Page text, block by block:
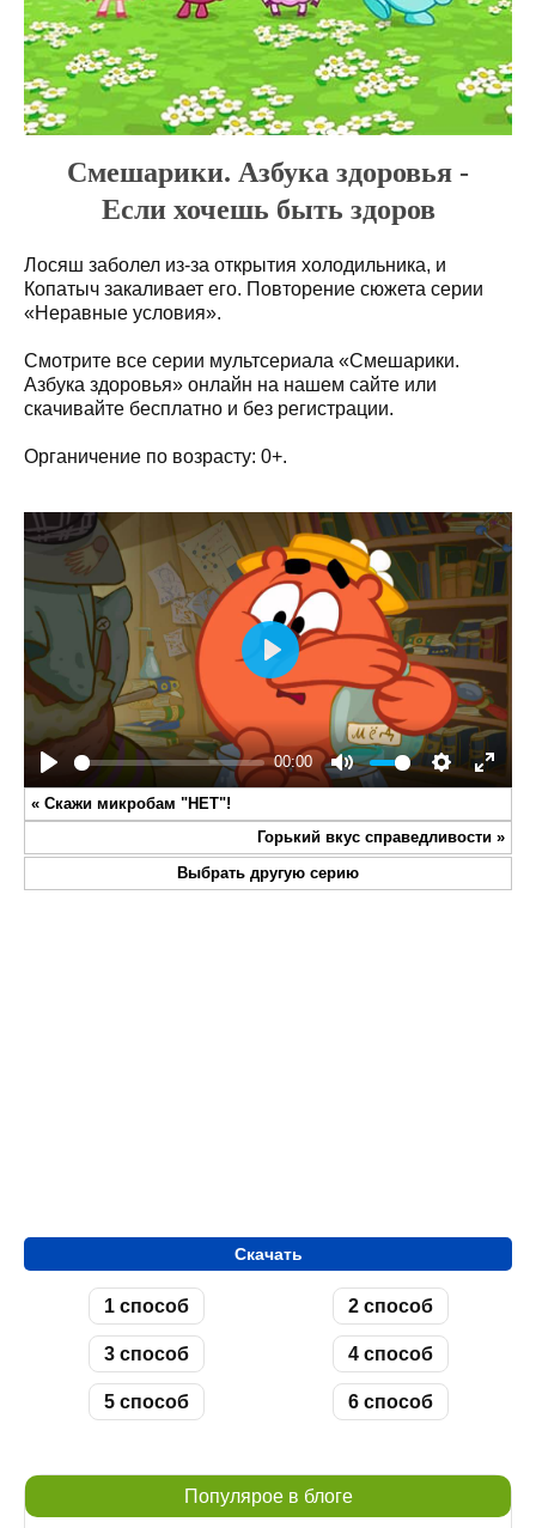
Смешарики. Азбука здоровья -
Если хочешь быть здоров
Лосяш заболел из-за открытия холодильника, и
Копатыч закаливает его. Повторение сюжета серии
«Неравные условия».
Смотрите все серии мультсериала «Смешарики.
Азбука здоровья» онлайн на нашем сайте или
скачивайте бесплатно и без регистрации.
Органичение по возрасту: 0+.
Play
00:00
Mute Settings
Enter
Play
« Скажи микробам "НЕТ"!
Горький вкус справедливости »
Выбрать другую серию
Скачать
1 способ 2 способ
3 способ 4 способ
5 способ 6 способ
Популярое в блоге